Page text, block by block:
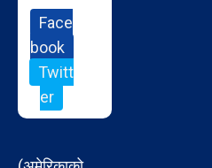
Face
book
Twitt
er